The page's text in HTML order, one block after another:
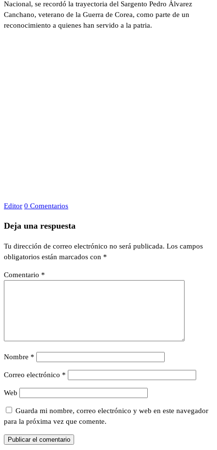
Nacional, se recordó la trayectoria del Sargento Pedro Álvarez
Canchano, veterano de la Guerra de Corea, como parte de un
reconocimiento a quienes han servido a la patria.
Editor 0 Comentarios
Deja una respuesta
Tu dirección de correo electrónico no será publicada. Los campos
obligatorios están marcados con *
Comentario *
Nombre *
Correo electrónico *
Web
Guarda mi nombre, correo electrónico y web en este navegador
para la próxima vez que comente.